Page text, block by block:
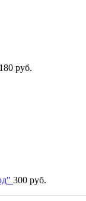
180 руб.
300 руб.